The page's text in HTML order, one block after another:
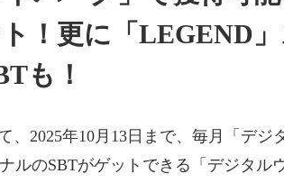
！更に「LEGEND
も！
、2025年10月13日まで、毎月「デジ
ルのSBTがゲットできる「デジタル